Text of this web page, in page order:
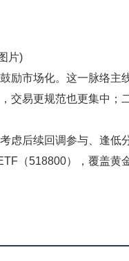
片)
励市场化。这一脉络主
交易更规范也更集中；
虑后续回调参与、逢低
（518800），覆盖黄